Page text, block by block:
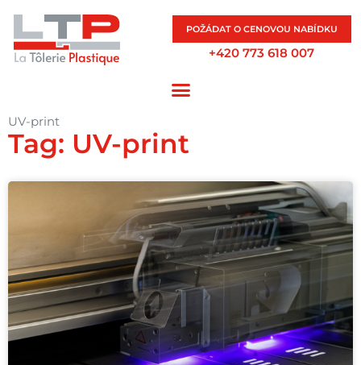
POŽÁDAT O CENOVOU NABÍDKU
+420 773 618 007
UV-print
Tag: UV-print